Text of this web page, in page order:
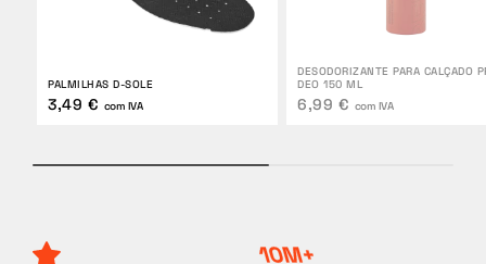
PALMILHAS D-SOLE
3,49 € com IVA
DESODORIZANTE PARA CALÇADO
DEO 150 ML
6,99 € com IVA